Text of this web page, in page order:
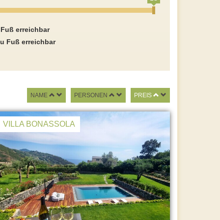
erreichbar
Fuß erreichbar
NAME PERSONEN PREIS
VILLA BONASSOLA